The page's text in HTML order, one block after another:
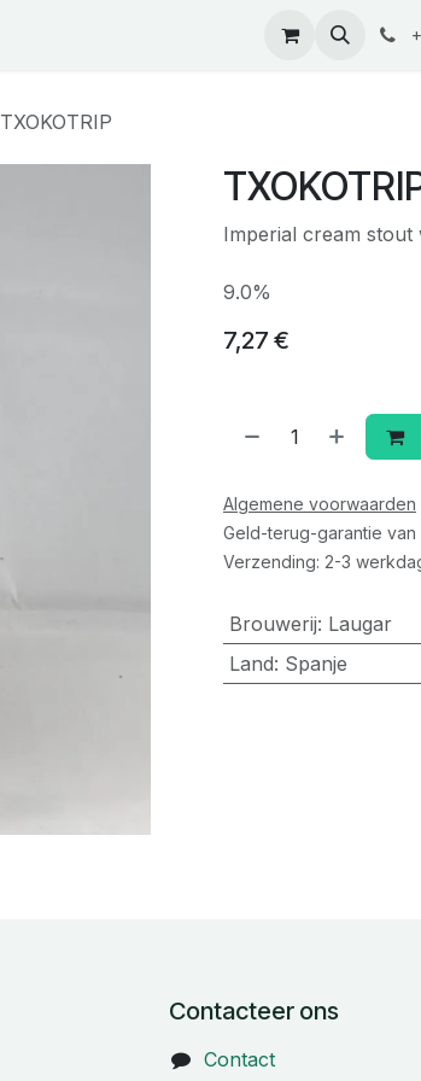
TXOKOTRIP
Imperial cream
9.0%
7,27 €
Algemene voorwaarden
Geld-terug-garantie
Verzending: 2-3
Brouwerij: Laugar
Land: Spanje
Contacteer ons
Contact